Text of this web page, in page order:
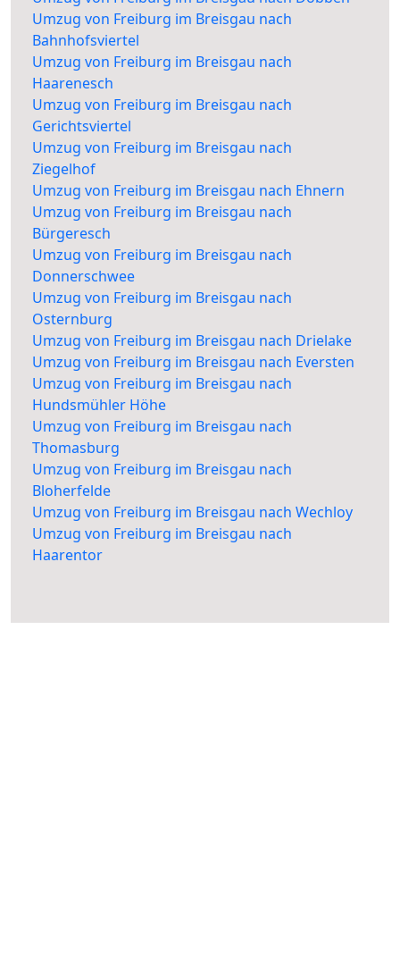
Umzug von Freiburg im Breisgau nach
Bahnhofsviertel
Umzug von Freiburg im Breisgau nach
Haarenesch
Umzug von Freiburg im Breisgau nach
Gerichtsviertel
Umzug von Freiburg im Breisgau nach
Ziegelhof
Umzug von Freiburg im Breisgau nach Ehnern
Umzug von Freiburg im Breisgau nach
Bürgeresch
Umzug von Freiburg im Breisgau nach
Donnerschwee
Umzug von Freiburg im Breisgau nach
Osternburg
Umzug von Freiburg im Breisgau nach Drielake
Umzug von Freiburg im Breisgau nach Eversten
Umzug von Freiburg im Breisgau nach
Hundsmühler Höhe
Umzug von Freiburg im Breisgau nach
Thomasburg
Umzug von Freiburg im Breisgau nach
Bloherfelde
Umzug von Freiburg im Breisgau nach Wechloy
Umzug von Freiburg im Breisgau nach
Haarentor